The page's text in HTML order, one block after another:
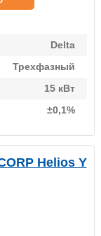
Delta
Трехфазный
15 кВт
±0,1%
Helios Y